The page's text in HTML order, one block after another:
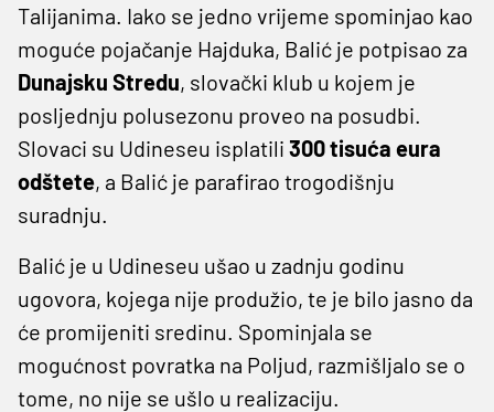
Talijanima. Iako se jedno vrijeme spominjao kao
moguće pojačanje Hajduka, Balić je potpisao za
Dunajsku Stredu, slovački klub u kojem je
posljednju polusezonu proveo na posudbi.
Slovaci su Udineseu isplatili 300 tisuća eura
odštete, a Balić je parafirao trogodišnju
suradnju.
Balić je u Udineseu ušao u zadnju godinu
ugovora, kojega nije produžio, te je bilo jasno da
će promijeniti sredinu. Spominjala se
mogućnost povratka na Poljud, razmišljalo se o
tome, no nije se ušlo u realizaciju.